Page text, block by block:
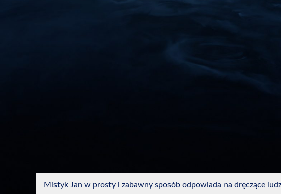
Mistyk Jan w prosty i zabawny sposób odpowiada na dręczące